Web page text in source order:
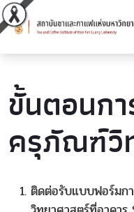
ขั้นตอนก
ครุภัณฑ์วิ
ติดต่อรับแบบฟอร์มก